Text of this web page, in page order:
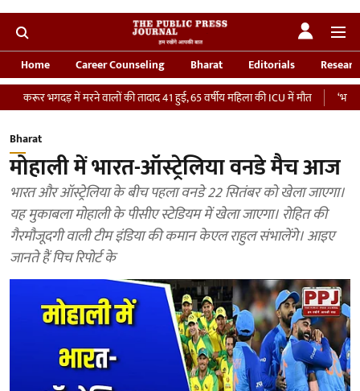
Home Career Counseling Bharat Editorials
में मरने वालों की तादाद 41 हुई, 65 वर्षीय महिला की ICU में मौत
‘भारतीय सेना
Bharat
मोहाली में भारत-ऑस्ट्रेलिया वनडे मैच आज
भारत और ऑस्ट्रेलिया के बीच पहला वनडे 22 सितंबर को खेला जाएगा।
यह मुकाबला मोहाली के पीसीए स्टेडियम में खेला जाएगा। रोहित की
गैरमौजूदगी वाली टीम इंडिया की कमान केएल राहुल संभालेंगे। आइए
जानते हैं पिच रिपोर्ट के